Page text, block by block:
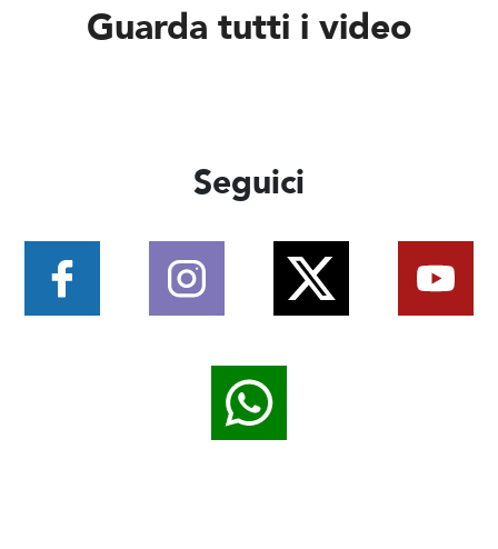
Guarda tutti i video
Seguici